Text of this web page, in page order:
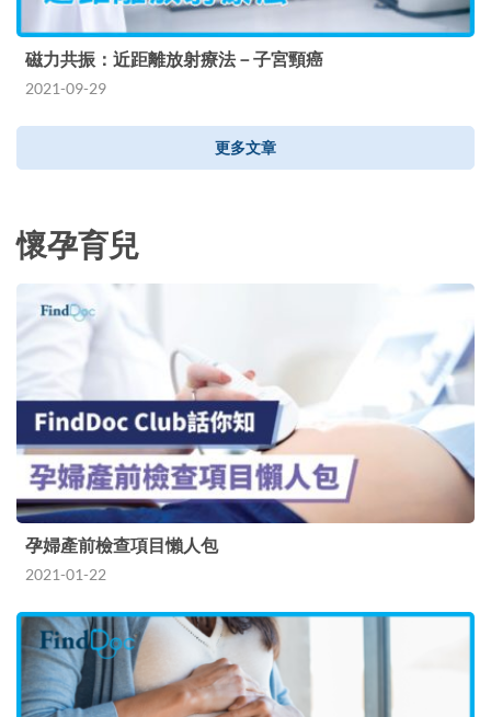
磁力共振：近距離放射療法－子宮頸癌
2021-09-29
更多文章
懷孕育兒
孕婦產前檢查項目懶人包
2021-01-22